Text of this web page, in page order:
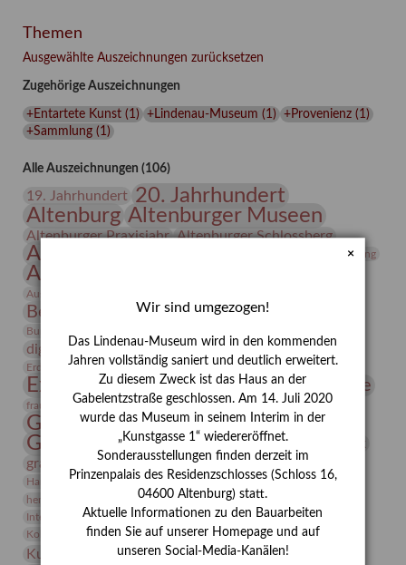
im
des
Lindenau-
Museums
Themen
Ausgewählte Auszeichnungen zurücksetzen
Zugehörige Auszeichnungen
+Entartete Kunst(1 ) +Lindenau-Museum (1 ) +Provenienz(1 )
+Sammlung(1 )
Alle Auszeichnungen (106)
19. Jahrhundert 20. Jahrhundert
Altenburg Altenburger Museen
Altenburger Praxisjahr Altenburger Schlossberg
Antike Asta Gröting
Ausstellung
Ausstellung „Vier Winde“
Bernhard August von Lindenau
Burg Posterstein
digitallabor Entartete Kunst
Enteignung
Erdmann Julius Dietrich
Erlebnisportal estrusker Exlibris
Expressionismus Festrede Florenz Fotografie
frauen Frauen in der Antike und heute
Gerhard-Altenbourg-Preis
Gerhard Altenbourg
Gerhard Kurt Müller
grafische sammlung griechische Mythologie
Hanns-Conon von der Gabelentz Heinrich Kirchhoff Heldinnen
herman de vries Humboldt
Insekten
Integriertes Schädlingsmanagement
Italien Jahresempfang
Jubiläum
Kolosseum
Kooperationsausstellung Korkmodelle Kunst
Kunstmuseum Kunstvermittlung Kunst von Kühl
×
Wir sind umgezogen!
Das Lindenau-Museum wird in den kommenden
Jahren vollständig saniert und deutlich erweitert.
Zu diesem Zweck ist das Haus an der
Gabelentzstraße geschlossen. Am 14. Juli 2020
wurde das Museum in seinem Interim in der
„Kunstgasse 1“ wiedereröffnet.
Sonderausstellungen finden derzeit im
Prinzenpalais des Residenzschlosses (Schloss 16,
04600 Altenburg) statt.
Aktuelle Informationen zu den Bauarbeiten
finden Sie auf unserer Homepage und auf
unseren Social-Media-Kanälen!